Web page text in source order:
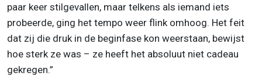
paar keer stilgevallen, maar telkens als iemand iets
probeerde, ging het tempo weer flink omhoog. Het feit
dat zij die druk in de beginfase kon weerstaan, bewijst
hoe sterk ze was – ze heeft het absoluut niet cadeau
gekregen.”